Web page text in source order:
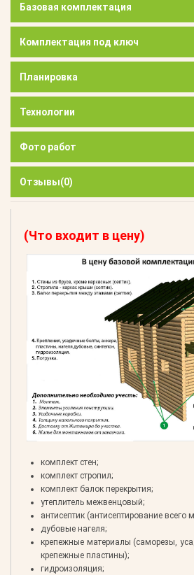
Базовая комплектация
Комплектация под ключ
Планировка
Технологии
Фото работ
Отзывы(0)
(Что входит в цену)
комплект стен;
комплект стропил;
комплект балок перекрытия;
утеплитель межвенцовый;
антисептик (антисептирование всего
дубовые нагеля;
крепежные материалы (саморезы,
крепежные пластины);
гидроизоляция;